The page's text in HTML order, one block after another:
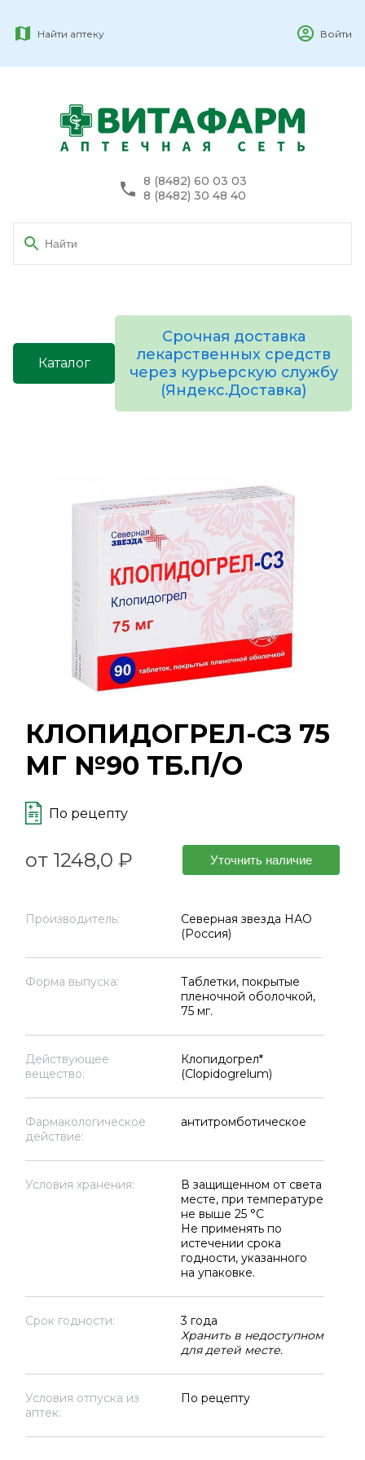
Найти аптеку Войти
8 (8482) 60 03 03
8 (8482) 30 48 40
Каталог
Срочная доставка
лекарственных средств
через курьерскую службу
(Яндекс.Доставка)
КЛОПИДОГРЕЛ-СЗ 75
МГ №90 ТБ.П/О
По рецепту
от 1248,0 ₽ Уточнить наличие
Производитель:
Северная звезда НАО
(Россия)
Форма выпуска:
Таблетки, покрытые
пленочной оболочкой,
75 мг.
Действующее
вещество:
Клопидогрел*
(Clopidogrelum)
Фармакологическое
действие:
антитромботическое
Условия хранения:
В защищенном от света
месте, при температуре
не выше 25 °C
Не применять по
истечении срока
годности, указанного
на упаковке.
Срок годности:
3 года
Хранить в недоступном
для детей месте.
Условия отпуска из
аптек:
По рецепту